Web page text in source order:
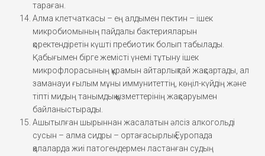
тараған.
Алма клетчаткасы – ең алдымен пектин – ішек
микробиомының пайдалы бактерияларын
қоректендіретін күшті пребиотик болып табылады.
Қабығымен бірге жемісті үнемі тұтыну ішек
микрофлорасының құрамын айтарлықтай жақсартады, ал
заманауи ғылым мұны иммунитеттің, көңіл-күйдің және
тіпті мидың танымдық қызметтерінің жақсаруымен
байланыстырады.
Ашытылған шырыннан жасалатын әлсіз алкогольді
сусын – алма сидры – ортағасырлық Еуропада
қалаларда жиі патогендермен ластанған судың